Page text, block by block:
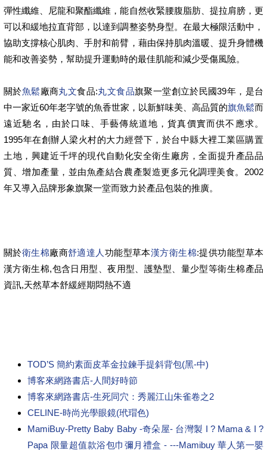
彈性纖維、尼龍和聚酯纖維，能自然收緊腰腹脂肪、提拉肩膀，更
可以和緩地拉直背部，以達到調整姿勢身型。在最大極限活動中，
協助支撐核心肌肉、手肘和前臂，藉由保持肌肉溫暖、提升身體機
能和改善姿勢，幫助提升運動時的最佳肌能和減少受傷風險。
關於魚鬆廠商丸文食品:丸文食品旗聚一堂創立於民國39年，是台
中一家近60年老字號的魚香世家，以新鮮味美、高品質的旗魚鬆而
遠近馳名，由於口味、手藝傳統道地，貨真價實而供不應求。
1995年在創辦人梁火村的大力經營下，於台中縣大裡工業區購置
土地，興建近千坪的現代自動化安全衛生廠房，全面提升產品品
質、增加產量，並由魚產結合農產製造更多元化調理美食。2002
年又導入品牌形象旗聚一堂而致力於產品包裝的推廣。
關於衛生棉廠商舒適達人 功能型草本漢方衛生棉:提供功能型草本
漢方衛生棉,包含日用型、夜用型、護墊型、量少型等衛生棉產品
資訊,天然草本舒緩經期悶熱不適
TOD’S 簡約素面皮革金拉鍊手提斜背包(黑-中)
博客來網路書店-人間好時節
博客來網路書店-生死同穴：秀麗江山朱雀卷之2
CELINE-時尚光學眼鏡(玳瑁色)
MamiBuy-Pretty Baby Baby -奇朵屋- 台灣製 I ? Mama & I ?
Papa 限量超值款浴包巾彌月禮盒 - ---Mamibuy 華人第一嬰